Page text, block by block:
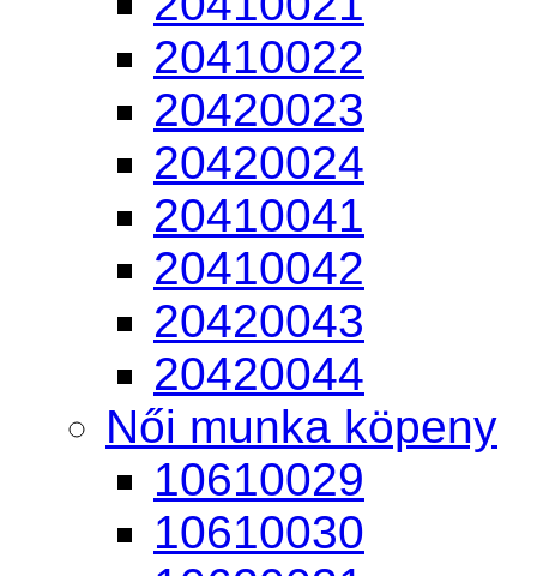
20410022
20420023
20420024
20410041
20410042
20420043
20420044
Női munka köpeny
10610029
10610030